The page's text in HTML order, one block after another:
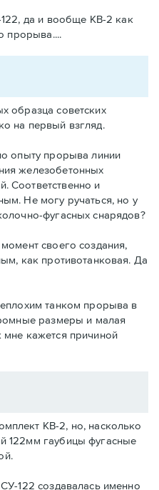
да и вообще КВ-2 как
прорыва....
образца советских
на первый взгляд.
опыту прорыва линии
железобетонных
Соответственно и
Не могу ручаться, но у
фугасных снарядов?
своего создания,
как противотанковая. Да
танком прорыва в
размеры и малая
мне кажется причиной
КВ-2, но, насколько
122мм гаубицы фугасные
122 создавалась именно